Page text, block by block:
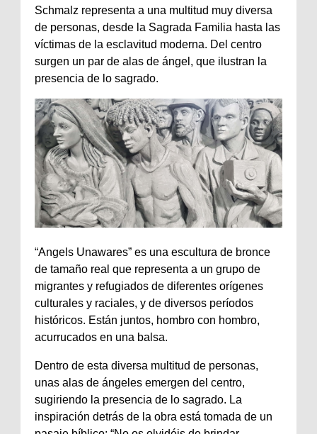
Schmalz representa a una multitud muy diversa
de personas, desde la Sagrada Familia hasta las
víctimas de la esclavitud moderna. Del centro
surgen un par de alas de ángel, que ilustran la
presencia de lo sagrado.
“Angels Unawares” es una escultura de bronce
de tamaño real que representa a un grupo de
migrantes y refugiados de diferentes orígenes
culturales y raciales, y de diversos períodos
históricos. Están juntos, hombro con hombro,
acurrucados en una balsa.
Dentro de esta diversa multitud de personas,
unas alas de ángeles emergen del centro,
sugiriendo la presencia de lo sagrado. La
inspiración detrás de la obra está tomada de un